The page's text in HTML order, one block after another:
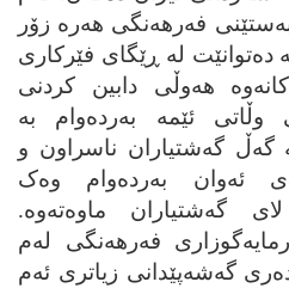
فه‌رهه‌نگی هه‌ره‌ زۆر
ده‌توانێت له‌ ڕێگای فێرکاری
هه‌وڵی دابین کردنی
ئێمه‌ به‌رده‌وام به‌
گه‌ڵ گه‌شتیاران ناسراون و
ئه‌وان به‌رده‌وام وه‌ک
گه‌شتیاران ماوه‌ته‌وه‌.
فه‌رهه‌نگی له‌م
گه‌شه‌پێدانی زیاتری ئه‌م